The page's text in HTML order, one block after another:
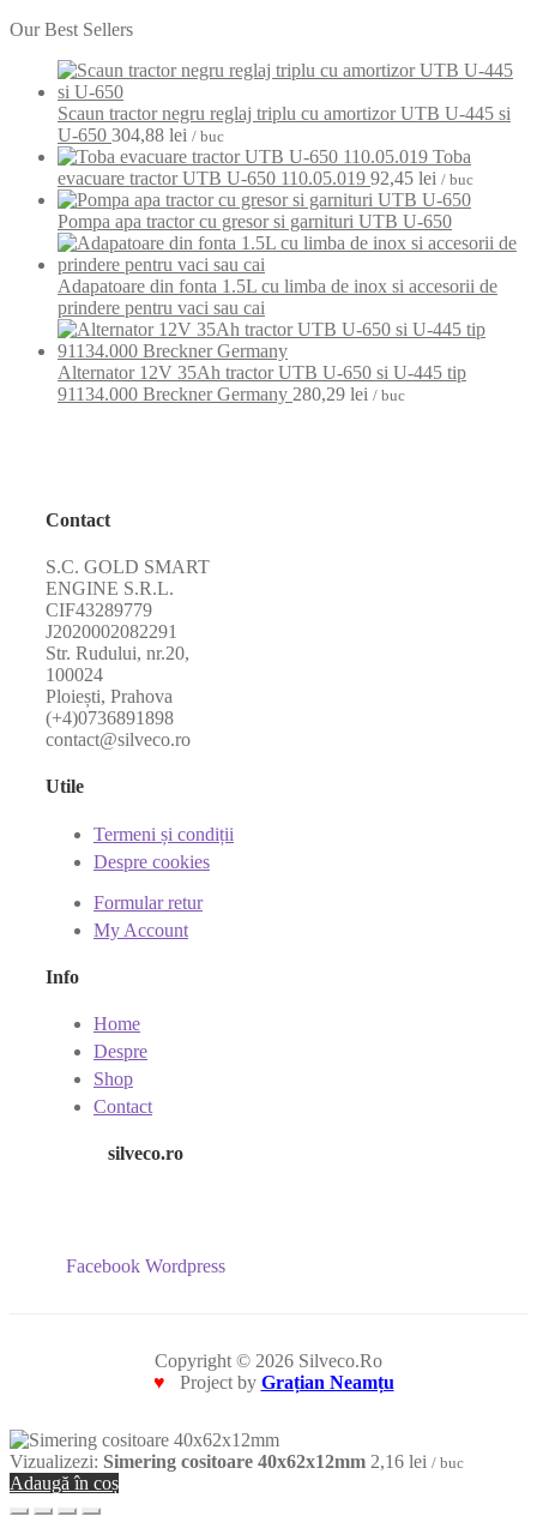
Our Best Sellers
Scaun tractor negru reglaj triplu cu amortizor UTB U-445 si
U-650 304,88 lei / buc
Toba
evacuare tractor UTB U-650 110.05.019 92,45 lei / buc
Pompa apa tractor cu gresor si garnituri UTB U-650
Adapatoare din fonta 1.5L cu limba de inox si accesorii de
prindere pentru vaci sau cai
Alternator 12V 35Ah tractor UTB U-650 si U-445 tip
91134.000 Breckner Germany 280,29 lei / buc
Contact
S.C. GOLD SMART
ENGINE S.R.L.
CIF43289779
J2020002082291
Str. Rudului, nr.20,
100024
Ploiești, Prahova
(+4)0736891898
contact@silveco.ro
Utile
Termeni și condiții
Despre cookies
Formular retur
My Account
Info
Home
Despre
Shop
Contact
silveco.ro
Facebook Wordpress
Copyright © 2026 Silveco.Ro
♥
Project by Grațian Neamțu
Vizualizezi: Simering cositoare 40x62x12mm 2,16 lei / buc
Adaugă în coș